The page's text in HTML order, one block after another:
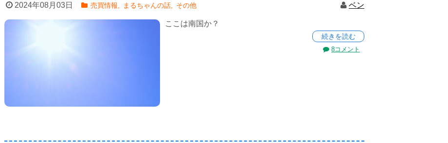
2024年08月03日 売買情報 まるちゃんの話, その他 ベン
ここは南国か？
続きを読む
8コメント